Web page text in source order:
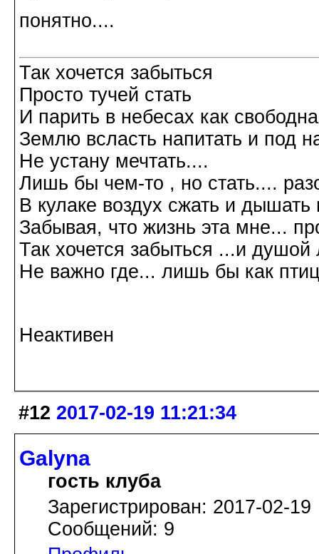
понятно....
Так хочется забыться
Просто тучей стать
И парить в небесах как
Землю всласть напитать и под
Не устану мечтать....
Лишь бы чем-то , но стать....
В кулаке воздух сжать и
Забывая, что жизнь эта мне...
Так хочется забыться ...и душой
Не важно где... лишь бы как
Неактивен
#12 2017-02-19 11:21:34
Galyna
гость клуба
Зарегистрирован: 2017-02-19
Сообщений: 9